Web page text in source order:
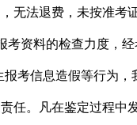
无法退费，未按准考
考资料的检查力度，
考信息造假等行为
任。凡在鉴定过程中